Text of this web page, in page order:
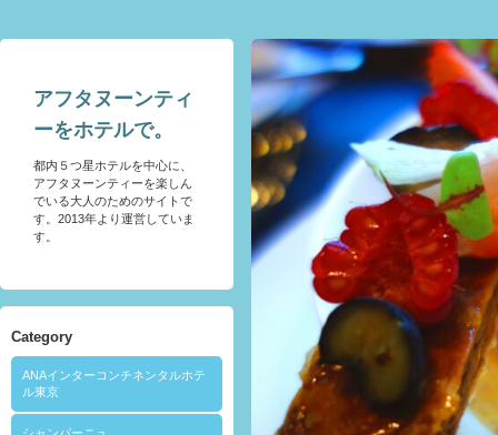
アフタヌーンティ
ーをホテルで。
都内５つ星ホテルを中心に、
アフタヌーンティーを楽しん
でいる大人のためのサイトで
す。2013年より運営していま
す。
Category
ANAインターコンチネンタルホテ
ル東京